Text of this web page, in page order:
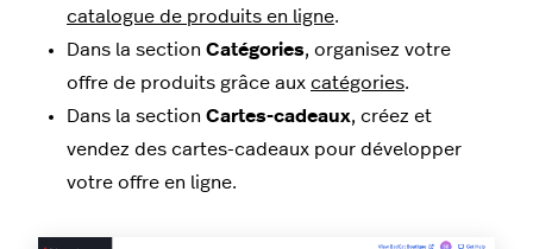
catalogue de produits en ligne.
Dans la section Catégories, organisez votre
offre de produits grâce aux catégories.
Dans la section Cartes-cadeaux, créez et
vendez des cartes-cadeaux pour développer
votre offre en ligne.